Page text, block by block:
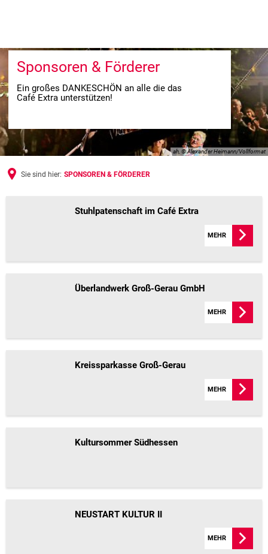
ah, © Alexander Heimann/Vollformat
Sponsoren & Förderer
Ein großes DANKESCHÖN an alle die das
Café Extra unterstützen!
Sie sind hier: SPONSOREN & FÖRDERER
SPONSORENStuhlpatenschaft im Café Extra
MEHR
Überlandwerk Groß-Gerau GmbH
MEHR
Kreissparkasse Groß-Gerau
MEHR
Kultursommer Südhessen
NEUSTART KULTUR II
MEHR